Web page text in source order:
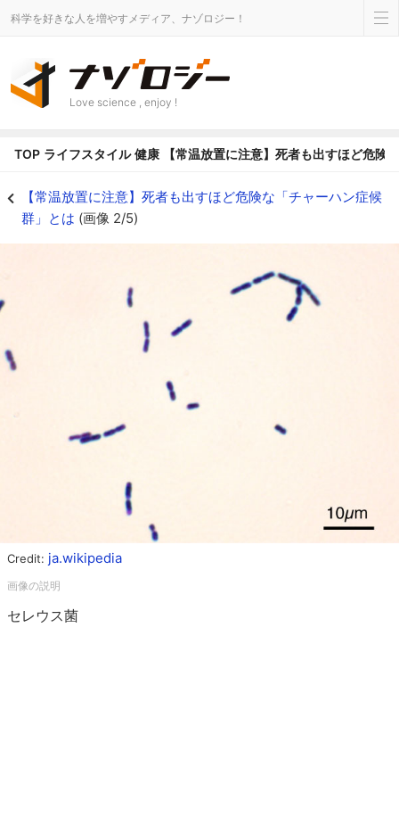
科学を好きな人を増やすメディア、ナゾロジー！
Love science , enjoy !
TOP ライフスタイル 健康 【常温放置に注意】死者も出すほど危険
【常温放置に注意】死者も出すほど危険な「チャーハン症候
群」とは (画像 2/5)
Credit: ja.wikipedia
セレウス菌